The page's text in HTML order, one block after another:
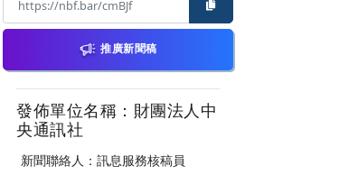
推廣新聞稿
發佈單位名稱：財團法人中
央通訊社
新聞聯絡人：訊息服務核稿員